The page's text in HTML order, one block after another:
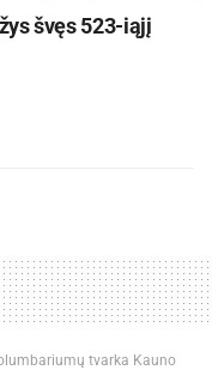
švęs 523-iąjį
tvarka Kauno